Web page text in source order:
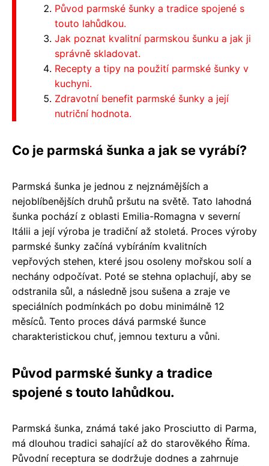
Původ parmské šunky a tradice spojené s
touto lahůdkou.
Jak poznat kvalitní parmskou šunku a jak ji
správně skladovat.
Recepty a tipy na použití parmské šunky v
kuchyni.
Zdravotní benefit parmské šunky a její
nutriční hodnota.
Co je parmská šunka a jak se vyrábí?
Parmská šunka je jednou z nejznámějších a
nejoblíbenějších druhů pršutu na světě. Tato lahodná
šunka pochází z oblasti Emilia-Romagna v severní
Itálii a její výroba je tradiční až stoletá. Proces výroby
parmské šunky začíná vybíráním kvalitních
vepřových stehen, které jsou osoleny mořskou solí a
nechány odpočívat. Poté se stehna oplachují, aby se
odstranila sůl, a následně jsou sušena a zraje ve
speciálních podmínkách po dobu minimálně 12
měsíců. Tento proces dává parmské šunce
charakteristickou chuť, jemnou texturu a vůni.
Původ parmské šunky a tradice
spojené s touto lahůdkou.
Parmská šunka, známá také jako Prosciutto di Parma,
má dlouhou tradici sahající až do starověkého Říma.
Původní receptura se dodržuje dodnes a zahrnuje